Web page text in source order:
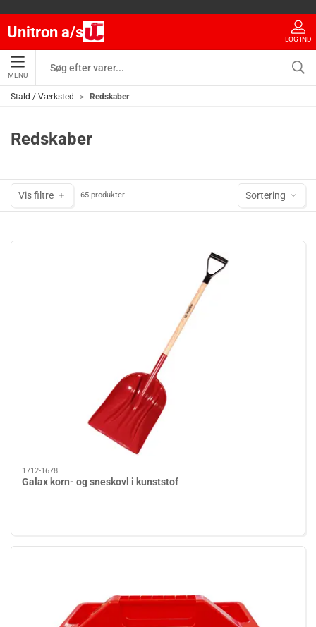
Unitron a/s LOG IND
MENU
Stald / Værksted Redskaber
Redskaber
Vis filtre 65 produkter Sortering
1712-1678
Galax korn- og sneskovl i kunststof